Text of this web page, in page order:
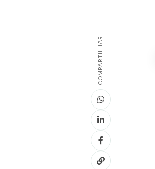
COMPARTILHAR